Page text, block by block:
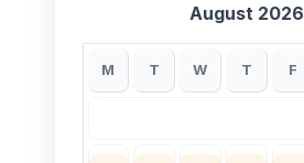
August 2026
M T W T F